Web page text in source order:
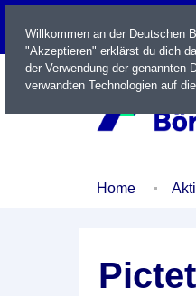
Home
Willkommen an der Deutschen
"Akzeptieren" erklärst du dich
der Verwendung der genannten
verwandten Technologien auf